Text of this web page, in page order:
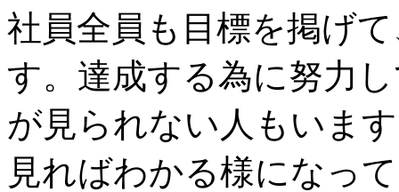
社員全員も目標を掲げ
す。達成する為に努力
が見られない人もいま
見ればわかる様になっ